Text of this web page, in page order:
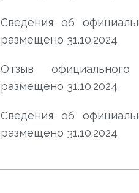
Сведения об
размещено 31.10.2024
Отзыв
размещено 31.10.2024
Сведения об
размещено 31.10.2024